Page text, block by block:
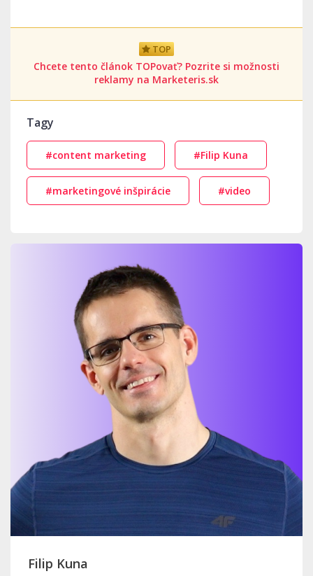
TOP
Chcete tento článok TOPovať? Pozrite si možnosti
reklamy na Marketeris.sk
Tagy
#content marketing #Filip Kuna
#marketingové inšpirácie #video
Filip Kuna